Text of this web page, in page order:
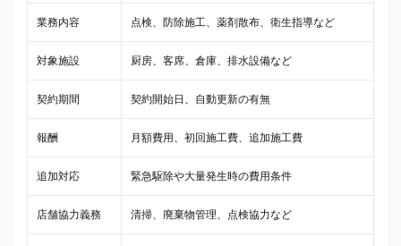
業務内容 点検、防除施工、薬剤散布、衛生指導など
対象施設 厨房、客席、倉庫、排水設備など
契約期間 契約開始日、自動更新の有無
報酬 月額費用、初回施工費、追加施工費
追加対応 緊急駆除や大量発生時の費用条件
店舗協力義務 清掃、廃棄物管理、点検協力など